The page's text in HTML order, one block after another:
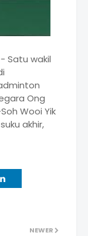
Satu wakil
Ong
Wooi Yik
akhir,
NEWER